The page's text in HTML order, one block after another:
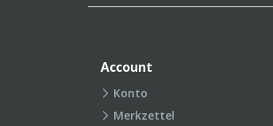
Account
Konto
Merkzettel